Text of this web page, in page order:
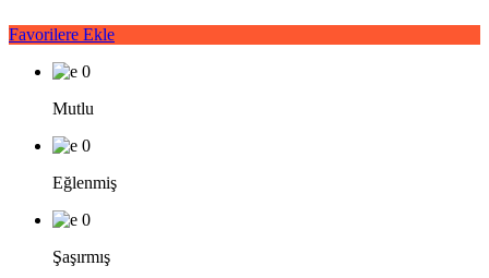
Favorilere Ekle
0
Mutlu
0
Eğlenmiş
0
Şaşırmış